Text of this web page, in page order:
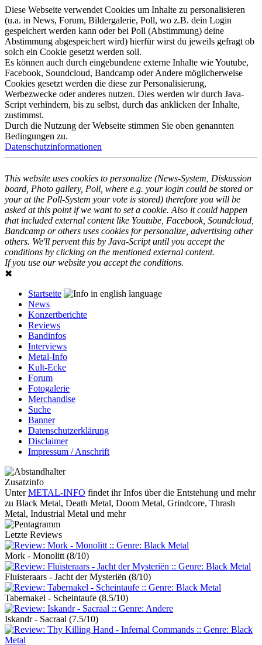
Diese Webseite verwendet Cookies um Inhalte zu personalisieren
(u.a. in News, Forum, Bildergalerie, Poll, wo z.B. dein Login
gespeichert werden kann oder bei Poll (Abstimmung) deine
Abstimmung abgespeichert wird) hierfür wirst du jeweils gefragt ob
solch ein Cookie gesetzt werden soll.
Es können auch durch eingebundene externe Inhalte wie Youtube,
Facebook, Soundcloud, Bandcamp oder Andere möglicherweise
Cookies gesetzt werden die diese zur Personalisierung,
Werbezwecke oder anderes nutzen. Dies werden wir durch Java-
Script verhindern, bis zu selbst, durch das anklicken der Inhalte,
zustimmst.
Durch die Nutzung der Webseite stimmen Sie oben genannten
Bedingungen zu.
Datenschutzinformationen
This website uses cookies to personalize (News-System, Diskussion
board, Photo gallery, Poll, where e.g. your login could be stored or
your at the Poll-System your vote is stored) therefore you will be
asked at this point if we want to set a cookie. Also it could happen
that included external content like Youtube, Facebook, Soundcloud,
Bandcamp or others uses cookies for personalize, advertising other
others. We'll pervent this by Java-Script until you accept the
conditions by clicking on the mentioned external content.
If you use our website you accept the conditions.
✖
Startseite
News
Konzertberichte
Reviews
Bandinfos
Interviews
Metal-Info
Kult-Ecke
Forum
Fotogalerie
Merchandise
Suche
Banner
Datenschutzerklärung
Disclaimer
Impressum / Anschrift
Zusatzinfo
UnterMETAL-INFO findet ihr Infos über die Entstehung und mehr
zu Black Metal, Death Metal, Doom Metal, Grindcore, Thrash
Metal, Industrial Metal und mehr
Letzte Reviews
Mork - Monolitt (8/10)
Fluisteraars - Jacht der Mysteriën (8/10)
Tabernakel - Scheintaufe (8.5/10)
Iskandr - Sacraal (7.5/10)